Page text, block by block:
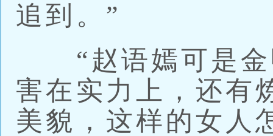
追到。”
“赵语嫣可是金
害在实力上，还有
美貌，这样的女人